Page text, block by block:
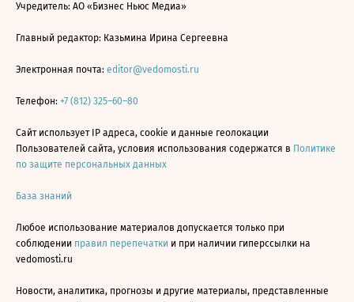
Учредитель: АО «Бизнес Ньюс Медиа»
Главный редактор: Казьмина Ирина Сергеевна
Электронная почта: editor@vedomosti.ru
Телефон: +7 (812) 325–60–80
Сайт использует IP адреса, cookie и данные геолокации
Пользователей сайта, условия использования содержатся в Политике
по защите персональных данных
База знаний
Любое использование материалов допускается только при
соблюдении правил перепечатки и при наличии гиперссылки на
vedomosti.ru
Новости, аналитика, прогнозы и другие материалы, представленные